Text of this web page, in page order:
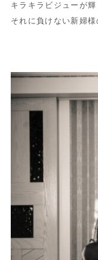
キラキラビジューが
それに負けない新婦